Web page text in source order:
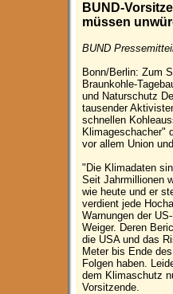
BUND-
müssen
BUND
Bonn/Berlin: Zum
Braunkohle-
und Naturschutz
tausender
schnellen
Klimageschacher"
vor allem Union
"Die Klimadaten
Seit Jahrmillionen
wie heute und er
verdient jede
Warnungen der
Weiger. Deren
die USA und das
Meter bis Ende
Folgen haben.
dem Klimaschutz
Vorsitzende.